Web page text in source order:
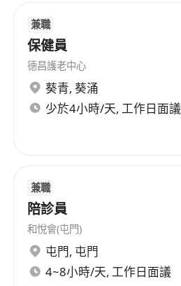
兼職
保健員
德昌護老中心
葵青, 葵涌
少於4小時/天, 工作日面議
兼職
陪診員
和悅會(屯門)
屯門, 屯門
4~8小時/天, 工作日面議